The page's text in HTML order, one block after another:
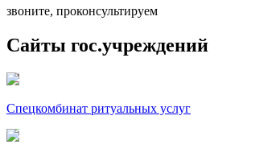
звоните, проконсультируем
Сайты гос.учреждений
Спецкомбинат ритуальных услуг